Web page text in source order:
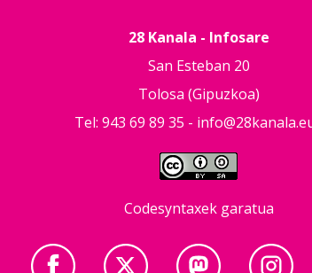
28 Kanala - Infosare
San Esteban 20
Tolosa (Gipuzkoa)
Tel: 943 69 89 35 -
Codesyntaxek garatua